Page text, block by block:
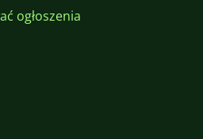
ogłoszenia